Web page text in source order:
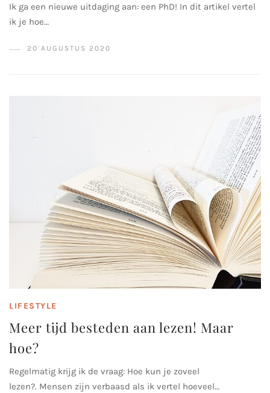
Ik ga een nieuwe uitdaging aan: een PhD! In dit artikel vertel
ik je hoe…
20 AUGUSTUS 2020
LIFESTYLE
Meer tijd besteden aan lezen! Maar
hoe?
Regelmatig krijg ik de vraag: Hoe kun je zoveel
lezen?. Mensen zijn verbaasd als ik vertel hoeveel…